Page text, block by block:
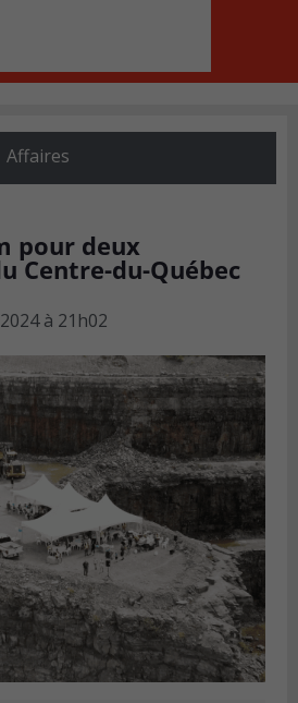
Affaires
pour deux
Centre-du-Québec
à 21h02